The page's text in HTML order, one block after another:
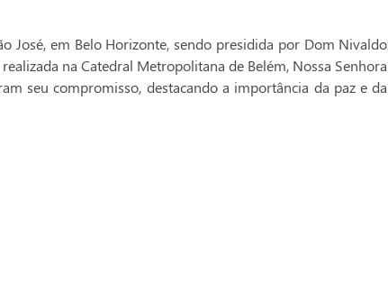
José, em Belo Horizonte, sendo presidida por Dom Nivaldo
na Catedral Metropolitana de Belém, Nossa Senhora
seu compromisso, destacando a importância da paz e da